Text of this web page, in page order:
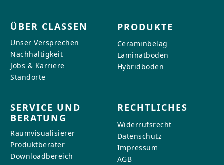
ÜBER CLASSEN
Unser Versprechen
Nachhaltigkeit
Jobs & Karriere
Standorte
PRODUKTE
Ceraminbelag
Laminatboden
Hybridboden
SERVICE UND
BERATUNG
Raumvisualisierer
Produktberater
Downloadbereich
RECHTLICHES
Widerrufsrecht
Datenschutz
Impressum
AGB